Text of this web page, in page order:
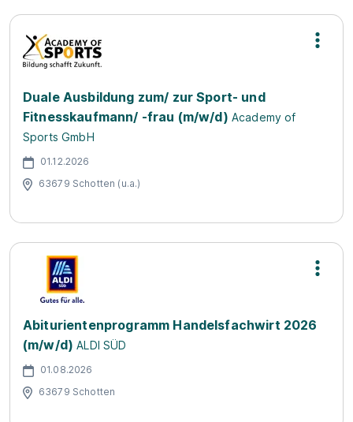
Duale Ausbildung zum/ zur Sport- und
Fitnesskaufmann/ -frau (m/w/d) Academy of
Sports GmbH
01.12.2026
63679 Schotten (u.a.)
Abiturientenprogramm Handelsfachwirt 2026
(m/w/d) ALDI SÜD
01.08.2026
63679 Schotten